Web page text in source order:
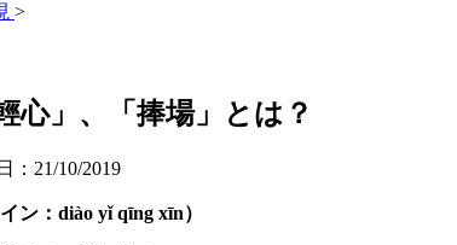
>
心」、「捧場」とは？
： 21/10/2019
ン：diào yǐ qīng xīn）